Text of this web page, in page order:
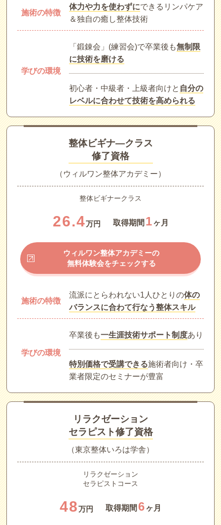
施術の特徴
体力や力を使わずにできるリンパケア
＆独自の癒し整体技術
学びの環境
「鍛錬会」(練習会)で卒業後も無制限
に技術を磨ける
初心者・中級者・上級者向けと 自分の
レベルに合わせて技術を高められる
整体ビギナ―クラス
修了資格
（ウィルワン整体アカデミー）
整体ビギナークラス
26.4万円 取得期間 1 ヶ月
ウィルワン整体アカデミーの
無料体験会をチェックする
施術の特徴
流派にとらわれない1人ひとりの体の
バランスに合わて行なう整体スキル
学びの環境
卒業後も一生涯技術サポート制度あり
特別価格で受講できる施術者向け・卒
業者限定のセミナーが豊富
リラクゼーション
セラピスト修了資格
（東京整体いろは学舎）
リラクゼーション
セラピストコース
48万円 取得期間 6ヶ月